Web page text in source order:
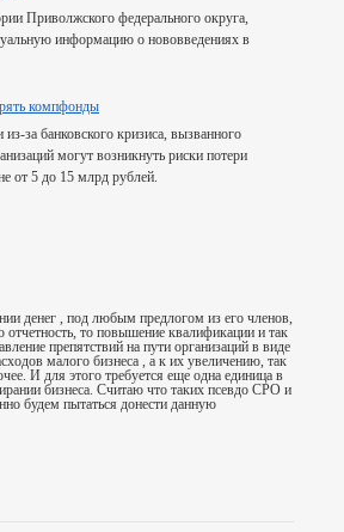
Приволжского федерального округа,
информацию о нововведениях в
компфонды
за банковского кризиса, вызванного
могут возникнуть риски потери
от 5 до 15 млрд рублей.
денег , под любым предлогом из его членов,
то повышение квалификации и так
препятствий на пути организаций в виде
малого бизнеса , а к их увеличению, так
И для этого требуется еще одна единица в
бизнеса. Считаю что таких псевдо СРО и
будем пытаться донести данную